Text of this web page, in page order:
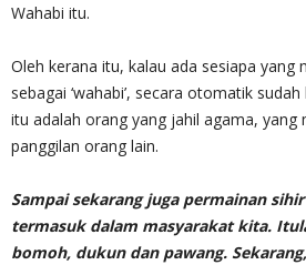
Wahabi itu.
Oleh kerana itu, kalau ada sesiapa yang
sebagai ‘wahabi’, secara otomatik
itu adalah orang yang jahil agama, yang
panggilan orang lain.
Sampai sekarang juga permainan
termasuk dalam masyarakat kita.
bomoh, dukun dan pawang.